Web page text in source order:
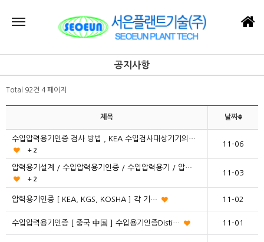
공지사항
Total 92건 4 페이지
제목 날짜
수입압력용기인증 검사 방법 , KEA 수입검사대상기기의…
+ 2
11-06
압력용기설계 / 수입압력용기인증 / 수입압력용기 / 압…
+ 2
11-03
압력용기인증 [ KEA, KGS, KOSHA ] 각 기… 11-02
수입압력용기인증 [ 중국 中国 ] 수입용기인증Disti… 11-01